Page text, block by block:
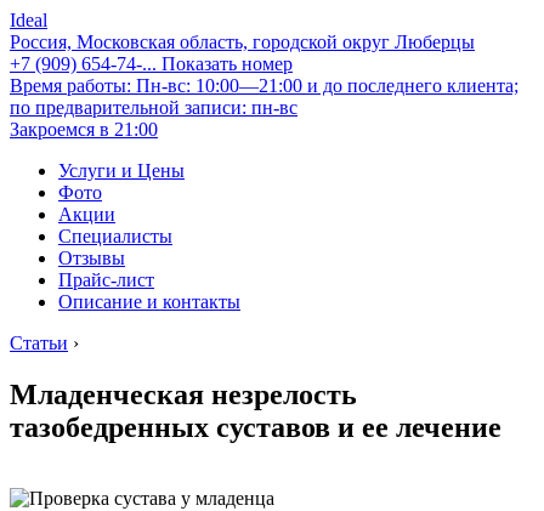
Ideal
Россия, Московская область, городской округ Люберцы
+7 (909) 654-74-... Показать номер
Время работы: Пн-вс: 10:00—21:00 и до последнего клиента;
по предварительной записи: пн-вс
Закроемся в 21:00
Услуги и Цены
Фото
Акции
Специалисты
Отзывы
Прайс-лист
Описание и контакты
Статьи ›
Младенческая незрелость
тазобедренных суставов и ее лечение